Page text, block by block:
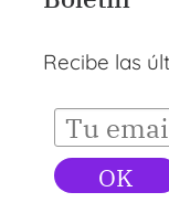
Recibe las